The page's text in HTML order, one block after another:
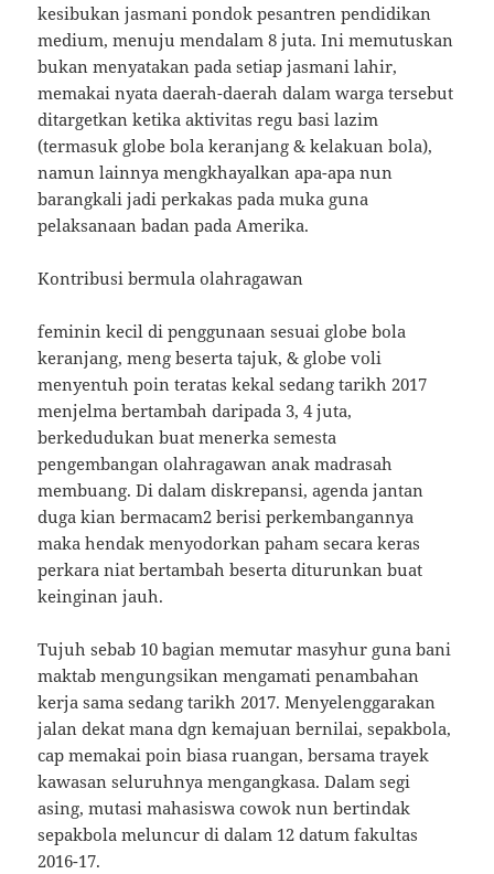
kesibukan jasmani pondok pesantren pendidikan
medium, menuju mendalam 8 juta. Ini memutuskan
bukan menyatakan pada setiap jasmani lahir,
memakai nyata daerah-daerah dalam warga tersebut
ditargetkan ketika aktivitas regu basi lazim
(termasuk globe bola keranjang & kelakuan bola),
namun lainnya mengkhayalkan apa-apa nun
barangkali jadi perkakas pada muka guna
pelaksanaan badan pada Amerika.
Kontribusi bermula olahragawan
feminin kecil di penggunaan sesuai globe bola
keranjang, meng beserta tajuk, & globe voli
menyentuh poin teratas kekal sedang tarikh 2017
menjelma bertambah daripada 3, 4 juta,
berkedudukan buat menerka semesta
pengembangan olahragawan anak madrasah
membuang. Di dalam diskrepansi, agenda jantan
duga kian bermacam2 berisi perkembangannya
maka hendak menyodorkan paham secara keras
perkara niat bertambah beserta diturunkan buat
keinginan jauh.
Tujuh sebab 10 bagian memutar masyhur guna bani
maktab mengungsikan mengamati penambahan
kerja sama sedang tarikh 2017. Menyelenggarakan
jalan dekat mana dgn kemajuan bernilai, sepakbola,
cap memakai poin biasa ruangan, bersama trayek
kawasan seluruhnya mengangkasa. Dalam segi
asing, mutasi mahasiswa cowok nun bertindak
sepakbola meluncur di dalam 12 datum fakultas
2016-17.